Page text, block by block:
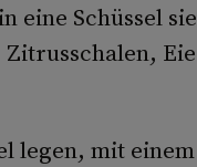
eine Schüssel
Zitrusschalen,
legen, mit